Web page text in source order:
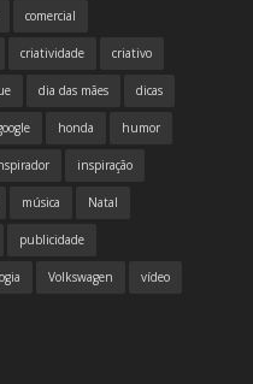
comercial
criatividade criativo
dia das mães dicas
honda humor
inspiração
música Natal
publicidade
Volkswagen vídeo